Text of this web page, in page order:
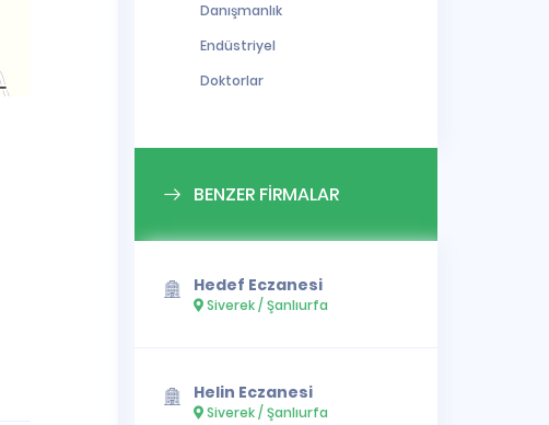
Danışmanlık
Endüstriyel
Doktorlar
BENZER FİRMALAR
Hedef Eczanesi
Siverek / Şanlıurfa
Helin Eczanesi
Siverek / Şanlıurfa